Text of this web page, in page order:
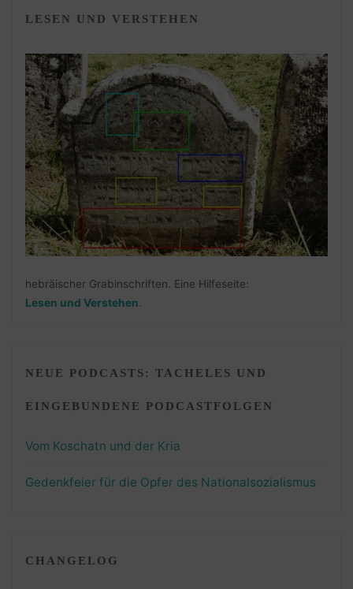
LESEN UND VERSTEHEN
hebräischer Grabinschriften. Eine Hilfeseite:
Lesen und Verstehen
NEUE PODCASTS: TACHELES UND
EINGEBUNDENE PODCASTFOLGEN
Vom Koschatn und der Kria
Gedenkfeier für die Opfer des Nationalsozialismus
CHANGELOG